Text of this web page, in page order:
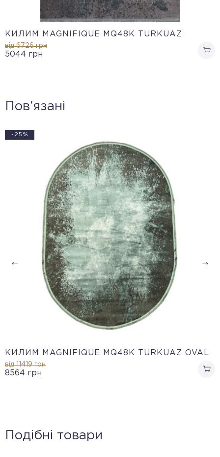
КИЛИМ MAGNIFIQUE MQ48K TURKUAZ
від 6726грн
5044 грн
Пов'язані
-25%
КИЛИМ MAGNIFIQUE MQ48K TURKUAZ OVAL
від 11419грн
8564 грн
Подібні товари